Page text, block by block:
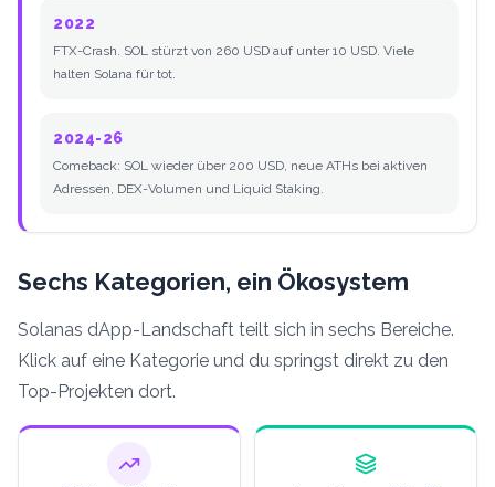
2022
FTX-Crash. SOL stürzt von 260 USD auf unter 10 USD. Viele
halten Solana für tot.
2024-26
Comeback: SOL wieder über 200 USD, neue ATHs bei aktiven
Adressen, DEX-Volumen und Liquid Staking.
Sechs Kategorien, ein Ökosystem
Solanas dApp-Landschaft teilt sich in sechs Bereiche.
Klick auf eine Kategorie und du springst direkt zu den
Top-Projekten dort.